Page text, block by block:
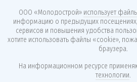
ООО «Молодострой» использует
информацию о предыдущих
сервисов и повышения удобства
хотите использовать файлы «cookie»,
браузера.
На информационном ресурсе
технологии.